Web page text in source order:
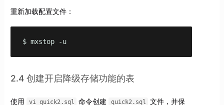
重新加载配置文件：
$ mxstop -u
2.4 创建开启降级存储功能的表
使用 vi quick2.sql 命令创建 quick2.sql
文件，并保